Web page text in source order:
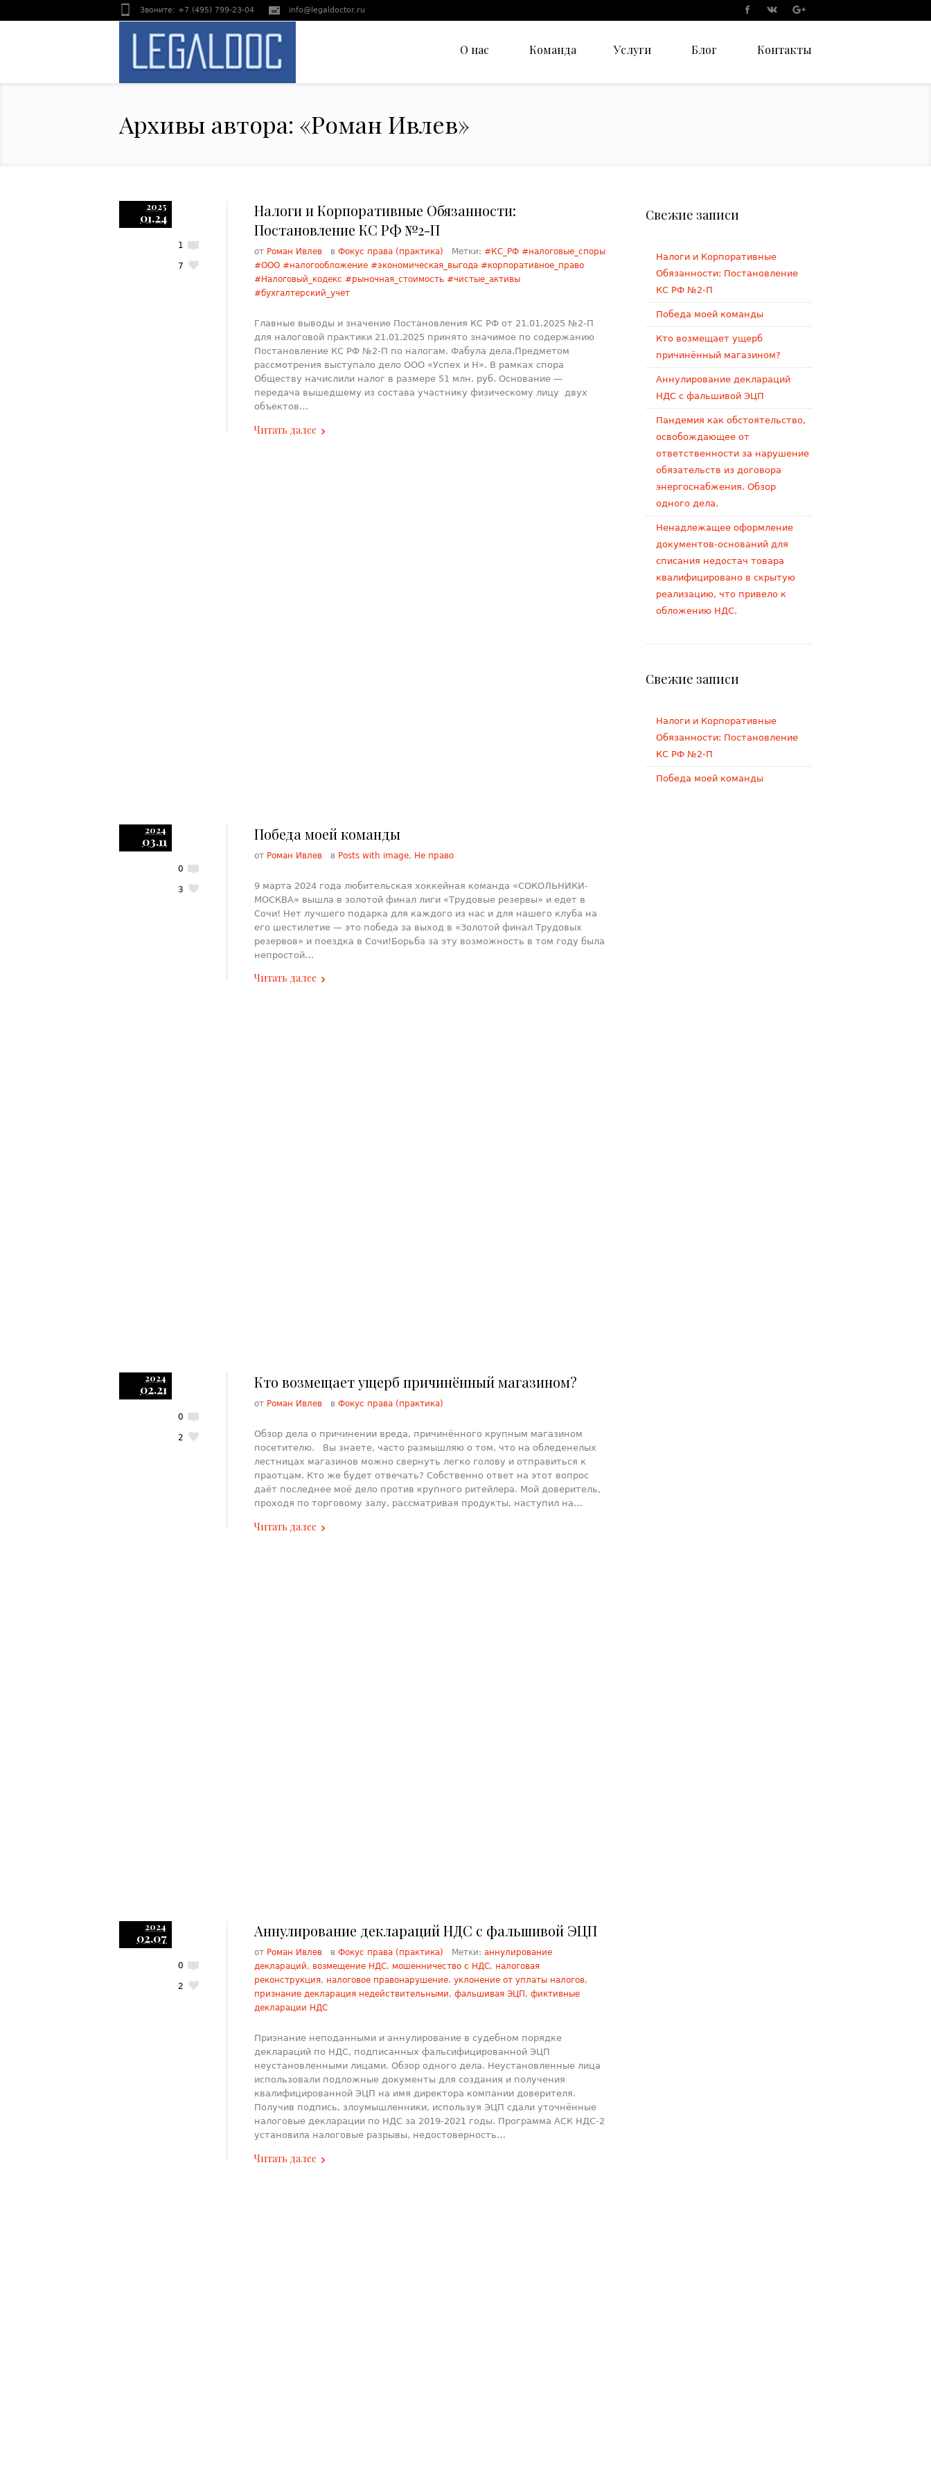
Звоните: +7 (495) 799-23-04 info@legaldoctor.ru
О нас Команда Услуги Блог Контакты
Архивы автора: «Роман Ивлев»
2025
01.24
1
7
Налоги и Корпоративные Обязанности:
Постановление КС РФ №2-П
от Роман Ивлев в Фокус права (практика) Метки: #КС_РФ #налоговые_споры
#ООО #налогообложение #экономическая_выгода #корпоративное_право
#Налоговый_кодекс #рыночная_стоимость #чистые_активы
#бухгалтерский_учет
Главные выводы и значение Постановления КС РФ от 21.01.2025 №2-П
для налоговой практики 21.01.2025 принято значимое по содержанию
Постановление КС РФ №2-П по налогам. Фабула дела.Предметом
рассмотрения выступало дело ООО «Успех и Н». В рамках спора
Обществу начислили налог в размере 51 млн. руб. Основание —
передача вышедшему из состава участнику физическому лицу двух
объектов…
Читать далее
2024
03.11
0
3
Победа моей команды
от Роман Ивлев в Posts with image, Не право
9 марта 2024 года любительская хоккейная команда «СОКОЛЬНИКИ-
МОСКВА» вышла в золотой финал лиги «Трудовые резервы» и едет в
Сочи! Нет лучшего подарка для каждого из нас и для нашего клуба на
его шестилетие — это победа за выход в «Золотой финал Трудовых
резервов» и поездка в Сочи!Борьба за эту возможность в том году была
непростой…
Читать далее
2024
02.21
0
2
Кто возмещает ущерб причинённый магазином?
от Роман Ивлев в Фокус права (практика)
Обзор дела о причинении вреда, причинённого крупным магазином
посетителю. Вы знаете, часто размышляю о том, что на обледенелых
лестницах магазинов можно свернуть легко голову и отправиться к
праотцам. Кто же будет отвечать? Собственно ответ на этот вопрос
даёт последнее моё дело против крупного ритейлера. Мой доверитель,
проходя по торговому залу, рассматривая продукты, наступил на…
Читать далее
2024
02.07
0
2
Аннулирование деклараций НДС с фальшивой ЭЦП
от Роман Ивлев в Фокус права (практика) Метки: аннулирование
деклараций, возмещение НДС, мошенничество с НДС, налоговая
реконструкция, налоговое правонарушение. уклонение от уплаты налогов,
признание декларация недействительными, фальшивая ЭЦП , фиктивные
декларации НДС
Признание неподанными и аннулирование в судебном порядке
деклараций по НДС, подписанных фальсифицированной ЭЦП
неустановленными лицами. Обзор одного дела. Неустановленные лица
использовали подложные документы для создания и получения
квалифицированной ЭЦП на имя директора компании доверителя.
Получив подпись, злоумышленники, используя ЭЦП сдали уточнённые
налоговые декларации по НДС за 2019-2021 годы. Программа АСК НДС-2
установила налоговые разрывы, недостоверность…
Читать далее
Свежие записи
Налоги и Корпоративные
Обязанности: Постановление
КС РФ №2-П
Победа моей команды
Кто возмещает ущерб
причинённый магазином?
Аннулирование деклараций
НДС с фальшивой ЭЦП
Пандемия как обстоятельство,
освобождающее от
ответственности за нарушение
обязательств из договора
энергоснабжения. Обзор
одного дела.
Ненадлежащее оформление
документов-оснований для
списания недостач товара
квалифицировано в скрытую
реализацию, что привело к
обложению НДС.
Свежие записи
Налоги и Корпоративные
Обязанности: Постановление
КС РФ №2-П
Победа моей команды